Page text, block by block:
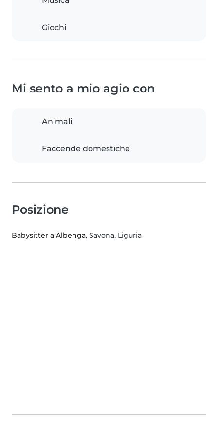
Giochi
Mi sento a mio agio con
Animali
Faccende domestiche
Posizione
Babysitter a Albenga, Savona, Liguria